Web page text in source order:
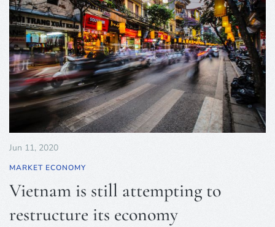
Jun 11, 2020
MARKET ECONOMY
Vietnam is still attempting to
restructure its economy